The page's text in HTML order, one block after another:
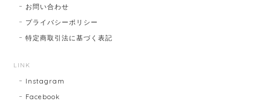
お問い合わせ
プライバシーポリシー
特定商取引法に基づく表記
LINK
Instagram
Facebook